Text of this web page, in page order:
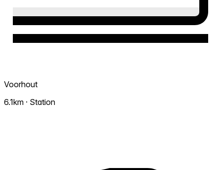
Voorhout
6.1km · Station